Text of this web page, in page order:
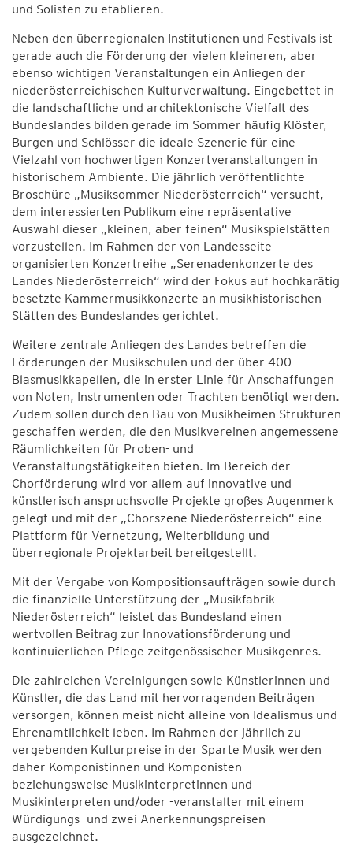
und Solisten zu etablieren.
Neben den überregionalen Institutionen und Festivals ist
gerade auch die Förderung der vielen kleineren, aber
ebenso wichtigen Veranstaltungen ein Anliegen der
niederösterreichischen Kulturverwaltung. Eingebettet in
die landschaftliche und architektonische Vielfalt des
Bundeslandes bilden gerade im Sommer häufig Klöster,
Burgen und Schlösser die ideale Szenerie für eine
Vielzahl von hochwertigen Konzertveranstaltungen in
historischem Ambiente. Die jährlich veröffentlichte
Broschüre „Musiksommer Niederösterreich“ versucht,
dem interessierten Publikum eine repräsentative
Auswahl dieser „kleinen, aber feinen“ Musikspielstätten
vorzustellen. Im Rahmen der von Landesseite
organisierten Konzertreihe „Serenadenkonzerte des
Landes Niederösterreich“ wird der Fokus auf hochkarätig
besetzte Kammermusikkonzerte an musikhistorischen
Stätten des Bundeslandes gerichtet.
Weitere zentrale Anliegen des Landes betreffen die
Förderungen der Musikschulen und der über 400
Blasmusikkapellen, die in erster Linie für Anschaffungen
von Noten, Instrumenten oder Trachten benötigt werden.
Zudem sollen durch den Bau von Musikheimen Strukturen
geschaffen werden, die den Musikvereinen angemessene
Räumlichkeiten für Proben- und
Veranstaltungstätigkeiten bieten. Im Bereich der
Chorförderung wird vor allem auf innovative und
künstlerisch anspruchsvolle Projekte großes Augenmerk
gelegt und mit der „Chorszene Niederösterreich“ eine
Plattform für Vernetzung, Weiterbildung und
überregionale Projektarbeit bereitgestellt.
Mit der Vergabe von Kompositionsaufträgen sowie durch
die finanzielle Unterstützung der „Musikfabrik
Niederösterreich“ leistet das Bundesland einen
wertvollen Beitrag zur Innovationsförderung und
kontinuierlichen Pflege zeitgenössischer Musikgenres.
Die zahlreichen Vereinigungen sowie Künstlerinnen und
Künstler, die das Land mit hervorragenden Beiträgen
versorgen, können meist nicht alleine von Idealismus und
Ehrenamtlichkeit leben. Im Rahmen der jährlich zu
vergebenden Kulturpreise in der Sparte Musik werden
daher Komponistinnen und Komponisten
beziehungsweise Musikinterpretinnen und
Musikinterpreten und/oder -veranstalter mit einem
Würdigungs- und zwei Anerkennungspreisen
ausgezeichnet.